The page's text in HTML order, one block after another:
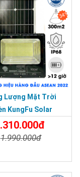
2022
34%
Lượng Mặt Trời
KungFu Solar
Mặt Trời 500W,IP
1.990.000đ